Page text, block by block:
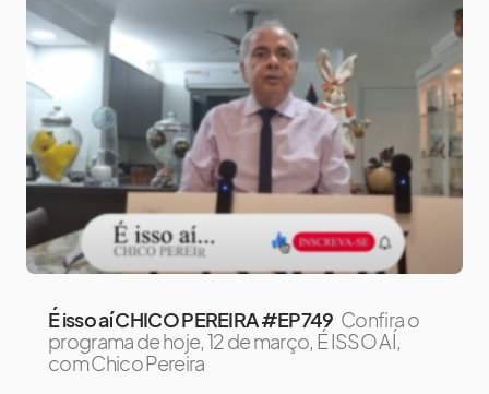
É isso aí CHICO PEREIRA #EP749 Confira o
programa de hoje, 12 de março, É ISSO AÍ,
com Chico Pereira